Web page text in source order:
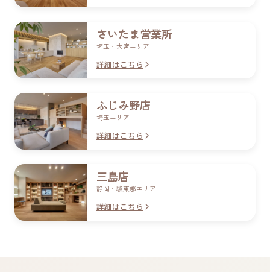
さいたま営業所
埼玉・​大宮エリア
詳細はこちら
ふじみ野店
埼玉エリア
詳細はこちら
三島店
静岡・駿東郡エリア
詳細はこちら